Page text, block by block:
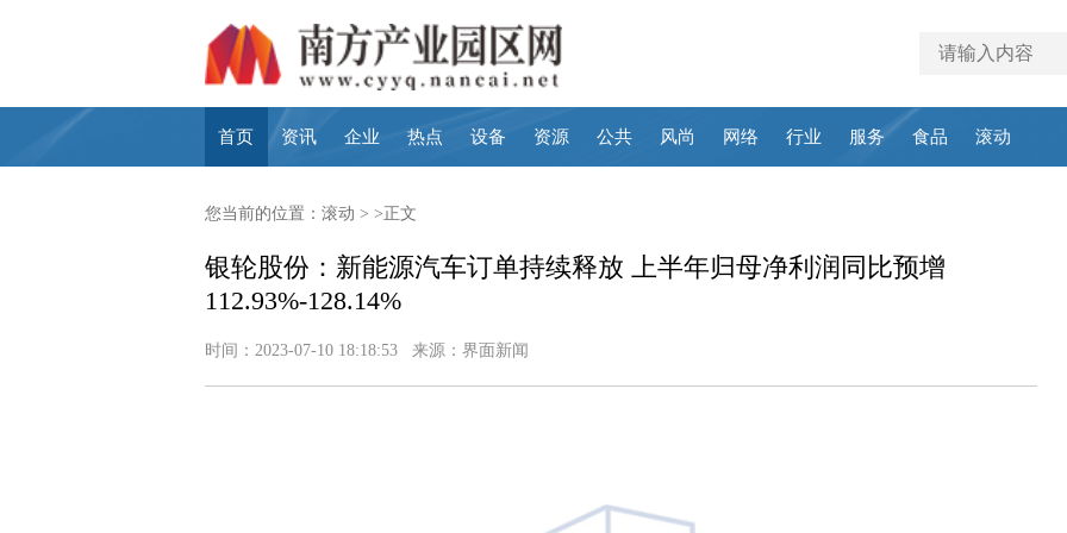
首页 资讯 企业 热点 设备 资源 公共 风尚 网络 行业 服务 食品 滚动
您当前的位置： 滚动 > >正文
银轮股份：新能源汽车订单持续释放 上半年归母净利润同比预增
112.93%-128.14%
时间：2023-07-10 18:18:53 来源：界面新闻